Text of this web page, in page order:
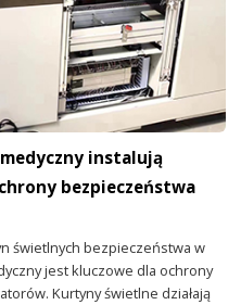
instalują
bezpieczeństwa
świetlnych bezpieczeństwa w
jest kluczowe dla ochrony
Kurtyny świetlne działają